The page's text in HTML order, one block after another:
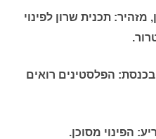
תכנית שרון לפינוי
הפלסטינים רואים
הפינוי מסוכן.